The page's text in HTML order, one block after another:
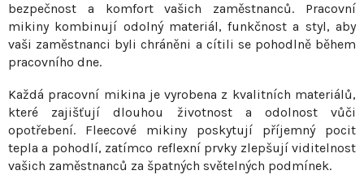
á
d
a
í
p
r
v
k
bezpečnost a komfort vašich zaměstnanců. Pracovní
mikiny kombinují odolný materiál, funkčnost a styl, aby
vaši zaměstnanci byli chráněni a cítili se pohodlně během
pracovního dne.
Každá pracovní mikina je vyrobena z kvalitních materiálů,
které zajišťují dlouhou životnost a odolnost vůči
opotřebení. Fleecové mikiny poskytují příjemný pocit
tepla a pohodlí, zatímco reflexní prvky zlepšují viditelnost
vašich zaměstnanců za špatných světelných podmínek.